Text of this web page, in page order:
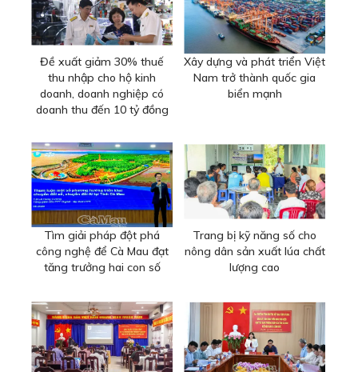
Đề xuất giảm 30% thuế
thu nhập cho hộ kinh
doanh, doanh nghiệp có
doanh thu đến 10 tỷ đồng
Xây dựng và phát triển Việt
Nam trở thành quốc gia
biển mạnh
Tìm giải pháp đột phá
công nghệ để Cà Mau đạt
tăng trưởng hai con số
Trang bị kỹ năng số cho
nông dân sản xuất lúa chất
lượng cao